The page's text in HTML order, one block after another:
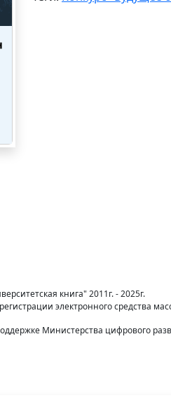
книга" 2011г. - 2025г.
электронного средства
Министерства цифрового